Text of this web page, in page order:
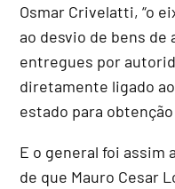
Osmar Crivelatti, “o
ao desvio de bens
entregues por
diretamente ligado
estado para
E o general foi assim
de que Mauro Cesar